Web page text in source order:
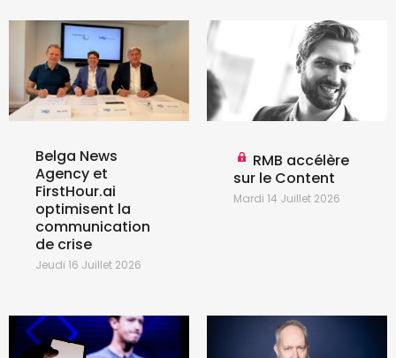
Belga News
Agency et
FirstHour.ai
optimisent la
communication
de crise
Jeudi 16 Juillet 2026
RMB accélère
sur le Content
Mardi 14 Juillet 2026